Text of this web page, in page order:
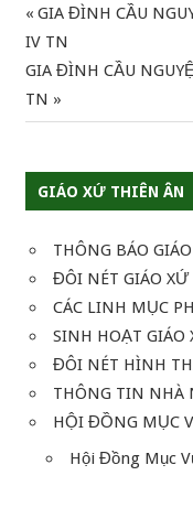
GIÁO XỨ THIÊN ÂN
THÔNG BÁO
ĐÔI NÉT GIÁO XỨ
CÁC LINH MỤC
SINH HOẠT GIÁO
ĐÔI NÉT HÌNH
THÔNG TIN NHÀ
HỘI ĐỒNG MỤC
Hội Đồng Mục
Điều
hướng
bài
Previous
Post:
GIA ĐÌNH CẦU
IV TN
Next
Post:
GIA ĐÌNH CẦU
TN